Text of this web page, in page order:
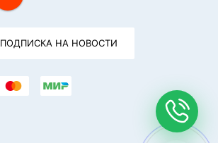
ПОДПИСКА НА НОВОСТИ